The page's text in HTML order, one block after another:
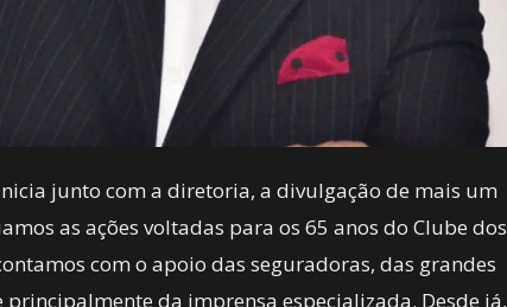
junto com a diretoria, a divulgação de mais um
as ações voltadas para os 65 anos do Clube dos
com o apoio das seguradoras, das grandes
principalmente da imprensa especializada. Desde já,